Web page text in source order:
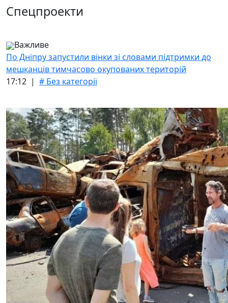
Спецпроекти
Важливе
По Дніпру запустили вінки зі словами підтримки до
мешканців тимчасово окупованих територій
17:12 | # Без категорії